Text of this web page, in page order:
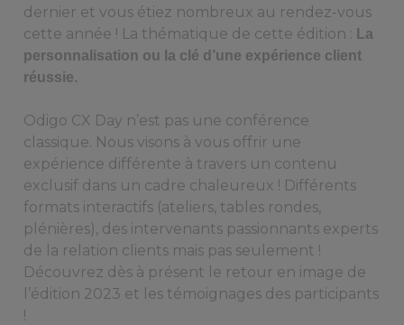
dernier et vous étiez nombreux au rendez-vous
cette année ! La thématique de cette édition : La
personnalisation ou la clé d’une expérience client
réussie.
Odigo CX Day n’est pas une conférence
classique. Nous visons à vous offrir une
expérience différente à travers un contenu
exclusif dans un cadre chaleureux ! Différents
formats interactifs (ateliers, tables rondes,
plénières), des intervenants passionnants experts
de la relation clients mais pas seulement !
Découvrez dès à présent le retour en image de
l’édition 2023 et les témoignages des participants
!